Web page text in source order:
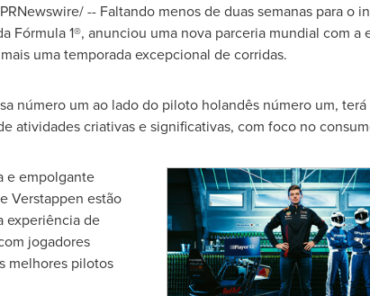
-- Faltando menos de duas semanas para o
Fórmula 1®, anunciou uma nova parceria mundial com a
uma temporada excepcional de corridas.
número um ao lado do piloto holandês número um,
atividades criativas e significativas, com foco no
e empolgante
Verstappen estão
experiência de
jogadores
melhores pilotos